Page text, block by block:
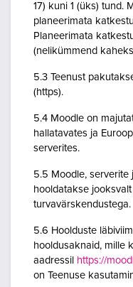
17) kuni 1 (üks) tund.
planeerimata
Planeerimata
(nelikümmend
5.3 Teenust
(https).
5.4 Moodle on
hallatavates ja
serverites.
5.5 Moodle, serverite
hooldatakse
turvavärskendustega.
5.6 Hoolduste
hooldusaknaid, mille
aadressil https://
on Teenuse